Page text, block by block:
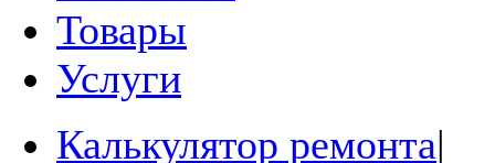
Товары
Услуги
Калькулятор ремонта|